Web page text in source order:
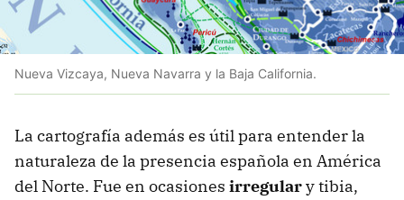
Nueva Vizcaya, Nueva Navarra y la Baja California.
La cartografía además es útil para entender la
naturaleza de la presencia española en América
del Norte. Fue en ocasiones irregulary tibia,